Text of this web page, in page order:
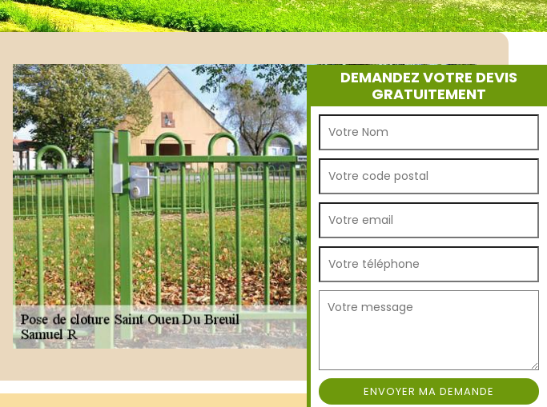
DEMANDEZ VOTRE DEVIS
GRATUITEMENT